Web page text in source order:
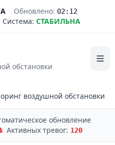
Обновлено: 02:12
Система: СТАБИЛЬНА
обстановки
воздушной обстановки
обновление
Активных тревог: 120